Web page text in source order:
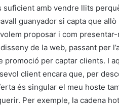
suficient amb vendre llits
guanyador si capta que
proposar i com
de la web, passant per
promoció per captar clients. I
client encara que, per
és singular el meu hoste
Per exemple, la cadena